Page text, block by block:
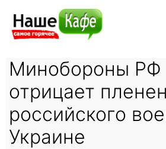
Минобороны РФ
отрицает
российского
Украине